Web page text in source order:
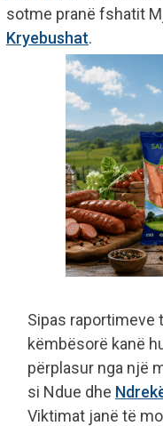
sotme pranë fshatit
Kryebushat.
Sipas raportimeve
këmbësorë kanë
përplasur nga një
si Ndue dhe
Viktimat janë të